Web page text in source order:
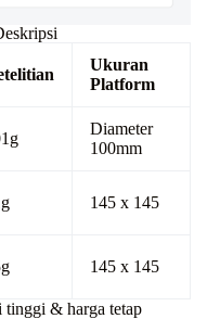
Ukuran
Platform
Diameter
100mm
145 x 145
145 x 145
tinggi & harga tetap